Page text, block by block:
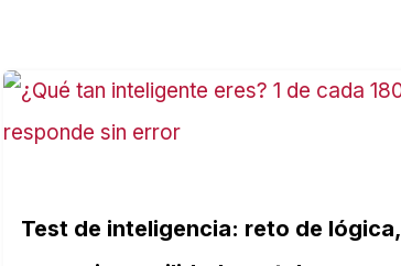
Test de inteligencia: reto de lógica,